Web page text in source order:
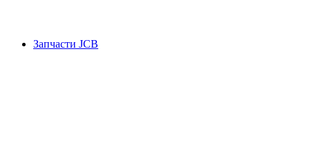
Запчасти JCB